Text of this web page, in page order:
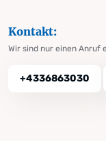
Kontakt:
Wir sind nur einen Anruf
+4336863030